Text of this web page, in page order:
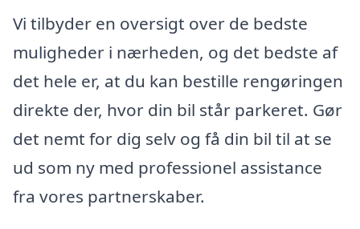
Vi tilbyder en oversigt over de bedste
muligheder i nærheden, og det bedste af
det hele er, at du kan bestille rengøringen
direkte der, hvor din bil står parkeret. Gør
det nemt for dig selv og få din bil til at se
ud som ny med professionel assistance
fra vores partnerskaber.